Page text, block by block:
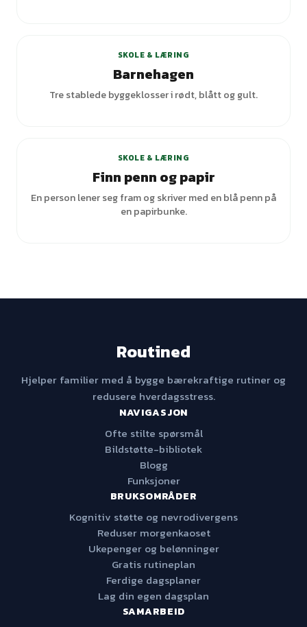
SKOLE & LÆRING
Barnehagen
Tre stablede byggeklosser i rødt, blått og gult.
SKOLE & LÆRING
Finn penn og papir
En person lener seg fram og skriver med en blå penn på
en papirbunke.
Routined
Hjelper familier med å bygge bærekraftige rutiner og
redusere hverdagsstress.
NAVIGASJON
Ofte stilte spørsmål
Bildstøtte-bibliotek
Blogg
Funksjoner
BRUKSOMRÅDER
Kognitiv støtte og nevrodivergens
Reduser morgenkaoset
Ukepenger og belønninger
Gratis rutineplan
Ferdige dagsplaner
Lag din egen dagsplan
SAMARBEID